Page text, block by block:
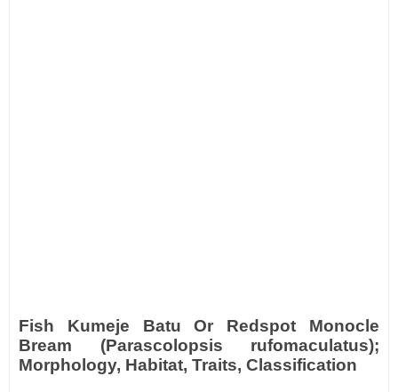
Fish Kumeje Batu Or Redspot Monocle
Bream (Parascolopsis rufomaculatus);
Morphology, Habitat, Traits, Classification